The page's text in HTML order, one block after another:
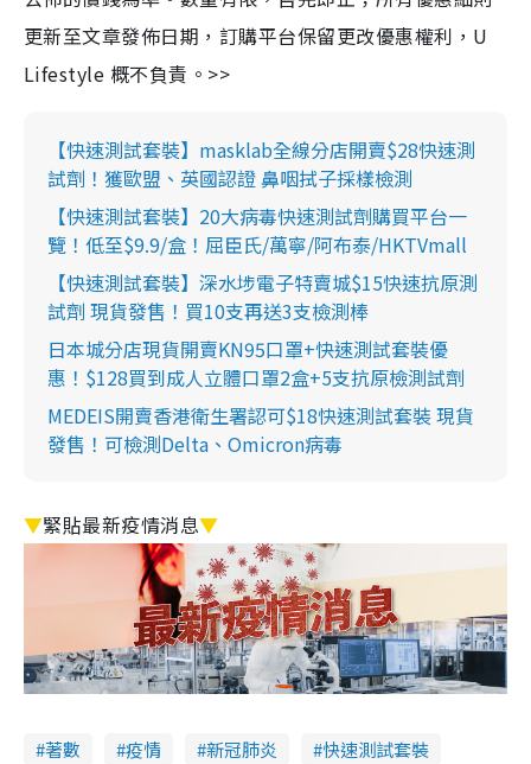
更新至文章發佈日期，訂購平台保留更改優惠權利，U
Lifestyle 概不負責。>>
【快速測試套裝】masklab全線分店開賣$28快速測
試劑！獲歐盟、英國認證 鼻咽拭子採樣檢測
【快速測試套裝】20大病毒快速測試劑購買平台一
覽！低至$9.9/盒！屈臣氏/萬寧/阿布泰/HKTVmall
【快速測試套裝】深水埗電子特賣城$15快速抗原測
試劑 現貨發售！買10支再送3支檢測棒
日本城分店現貨開賣KN95口罩+快速測試套裝優
惠！$128買到成人立體口罩2盒+5支抗原檢測試劑
MEDEIS開賣香港衛生署認可$18快速測試套裝 現貨
發售！可檢測Delta、Omicron病毒
▼緊貼最新疫情消息▼
著數 疫情 新冠肺炎
快速測試套裝